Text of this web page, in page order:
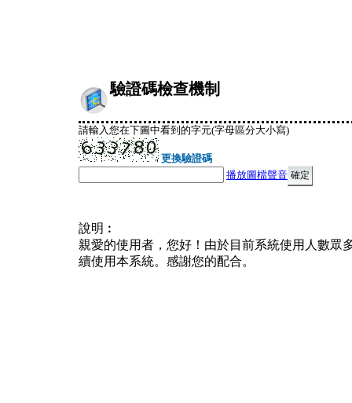
驗證碼檢查機制
請輸入您在下圖中看到的字元(字母區分大小寫)
更換驗證碼
播放圖檔聲音
說明︰
親愛的使用者，您好！由於目前系統使用人數眾
續使用本系統。感謝您的配合。